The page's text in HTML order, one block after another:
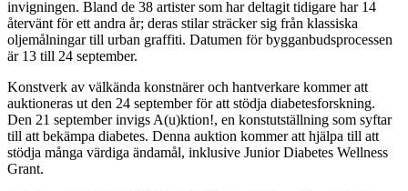
invigningen. Bland de 38 artister som har deltagit tidigare har 14
återvänt för ett andra år; deras stilar sträcker sig från klassiska
oljemålningar till urban graffiti. Datumen för bygganbudsprocessen
är 13 till 24 september.
Konstverk av välkända konstnärer och hantverkare kommer att
auktioneras ut den 24 september för att stödja diabetesforskning.
Den 21 september invigs A(u)ktion!, en konstutställning som syftar
till att bekämpa diabetes. Denna auktion kommer att hjälpa till att
stödja många värdiga ändamål, inklusive Junior Diabetes Wellness
Grant.